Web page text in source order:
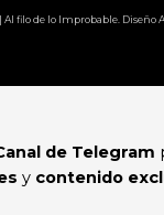
Al filo de lo Improbable. Diseño
de Telegram
y contenido